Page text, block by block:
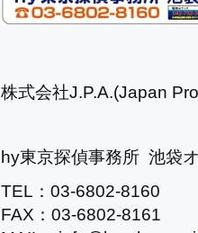
株式会社J.P.A.(Japan
hy東京探偵事務所 池袋
TEL：03-6802-8160
FAX：03-6802-8161